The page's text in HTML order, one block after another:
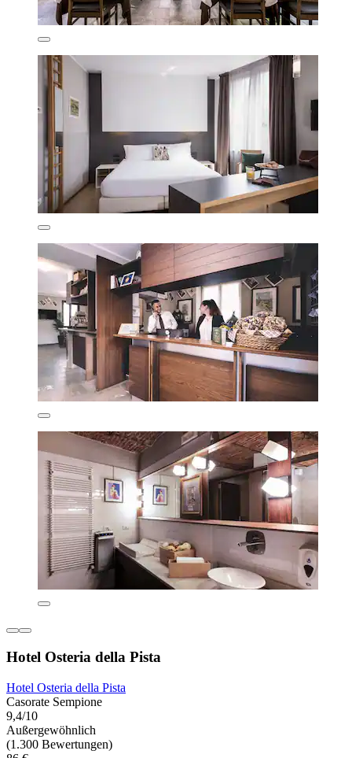
Hotel Osteria della Pista
Hotel Osteria della Pista
Casorate Sempione
9,4/10
Außergewöhnlich
(1.300 Bewertungen)